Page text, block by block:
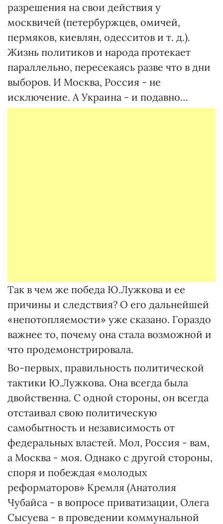
разрешения на свои действия у
москвичей (петербуржцев, омичей,
пермяков, киевлян, одесситов и т. д.).
Жизнь политиков и народа протекает
параллельно, пересекаясь разве что в дни
выборов. И Москва, Россия - не
исключение. А Украина - и подавно…
Так в чем же победа Ю.Лужкова и ее
причины и следствия? О его дальнейшей
«непотопляемости» уже сказано. Гораздо
важнее то, почему она стала возможной и
что продемонстрировала.
Во-первых, правильность политической
тактики Ю.Лужкова. Она всегда была
двойственна. С одной стороны, он всегда
отстаивал свою политическую
самобытность и независимость от
федеральных властей. Мол, Россия - вам,
а Москва - моя. Однако с другой стороны,
споря и побеждая «молодых
реформаторов» Кремля (Анатолия
Чубайса - в вопросе приватизации, Олега
Сысуева - в проведении коммунальной